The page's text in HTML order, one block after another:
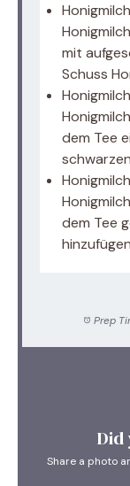
mit
Schuss
dem Tee
dem Tee
Prep
Did
Share a photo